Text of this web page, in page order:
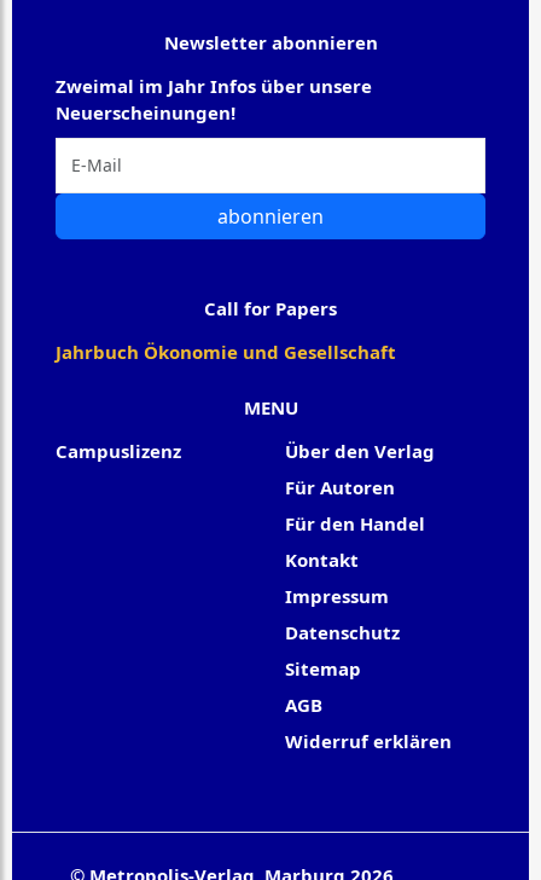
MENU
Campuslizenz
Über den Verlag
Für Autoren
Für den Handel
Kontakt
Impressum
Datenschutz
Sitemap
AGB
Widerruf erklären
Newsletter abonnieren
Zweimal im Jahr Infos über unsere
Neuerscheinungen!
abonnieren
Call for Papers
Jahrbuch Ökonomie und Gesellschaft
© Metropolis-Verlag, Marburg 2026